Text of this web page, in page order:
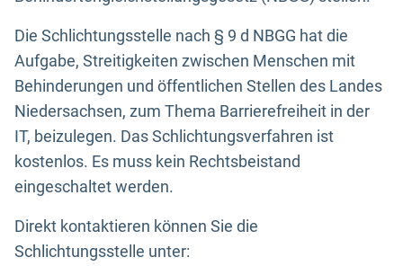
Die Schlichtungsstelle nach § 9 d NBGG hat die
Aufgabe, Streitigkeiten zwischen Menschen mit
Behinderungen und öffentlichen Stellen des Landes
Niedersachsen, zum Thema Barrierefreiheit in der
IT, beizulegen. Das Schlichtungsverfahren ist
kostenlos. Es muss kein Rechtsbeistand
eingeschaltet werden.
Direkt kontaktieren können Sie die
Schlichtungsstelle unter: